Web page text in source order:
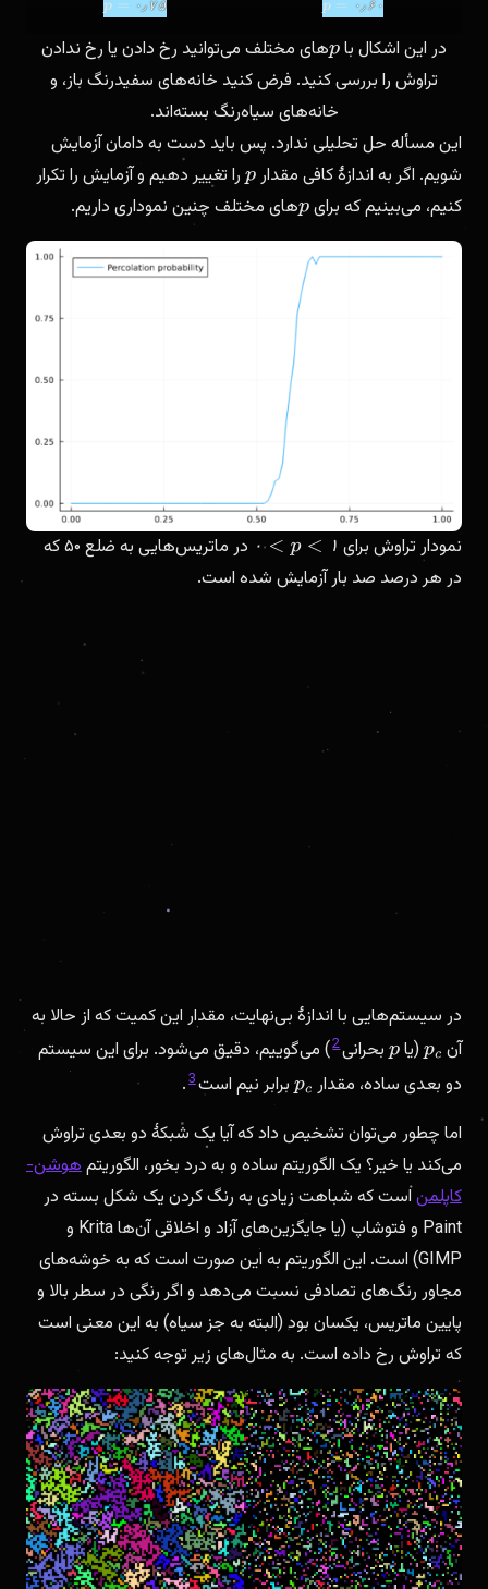
۰٫۶۰ p=۰٫ ۶۰ ۰٫۷۵ p=۰٫ ۷۵
در این اشکال باpهای مختلف می‌توانید رخ دادن یا رخ ندادن
تراوش را بررسی کنید. فرض کنید خانه‌های سفیدرنگ باز، و
خانه‌های سیاه‌رنگ بسته‌اند.
این مسأله حل تحلیلی ندارد. پس باید دست به دامان آزمایش
شویم. اگر به اندازهٔ کافی مقدارpرا تغییر دهیم و آزمایش را تکرار
کنیم، می‌بینیم که برایpهای مختلف چنین نموداری داریم.
نمودار تراوش برای ۰ ۱ ۰<p< ۱
در ماتریس‌هایی به ضلع ۵۰ که
در هر درصد صد بار آزمایش شده است.
در سیستم‌هایی با اندازهٔ بی‌نهایت، مقدار این کمیت که از حالا به
آن pc (یاpبحرانی2) می‌گوییم، دقیق می‌شود. برای این سیستم
دو بعدی ساده، مقدار pc برابر نیم است3
.
اما چطور می‌توان تشخیص داد که آیا یک شبکهٔ دو بعدی تراوش
می‌کند یا خیر؟ یک الگوریتم ساده و به درد بخور، الگوریتمهوشن-
کاپلمناست که شباهت زیادی به رنگ کردن یک شکل بسته در
Paint و فتوشاپ (یا جایگزین‌های آزاد و اخلاقی آن‌ها Krita و
GIMP) است. این الگوریتم به این صورت است که به خوشه‌های
مجاور رنگ‌های تصادفی نسبت می‌دهد و اگر رنگی در سطر بالا و
پایین ماتریس، یکسان بود (البته به جز سیاه) به این معنی است
که تراوش رخ داده است. به مثال‌های زیر توجه کنید: